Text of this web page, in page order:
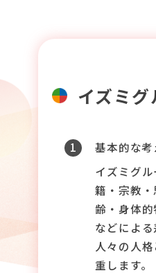
沿革
事業紹介
IRライブラリ
IRニュース
マテリアリティ
第二新卒・経験者採
お問い合わせ
ゆめタウン公式サイト
イズミ
1
基本的な考
イズミグ
籍・宗教
齢・身体
などによ
人々の人
重します。